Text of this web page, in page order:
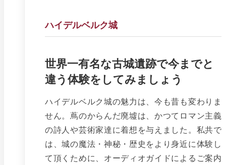
ハイデルベルク城
世界一有名な古城遺跡で今までと
違う体験をしてみましょう
ハイデルベルク城の魅力は、今も昔も変わりま
せん。蔦のからんだ廃墟は、かつてロマン主義
の詩人や芸術家達に着想を与えました。私共で
は、城の魔法・神秘・歴史をより身近に体験し
て頂くために、オーディオガイドによるご案内